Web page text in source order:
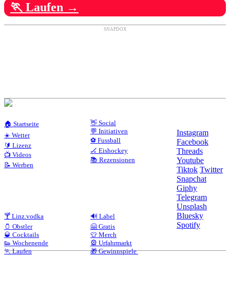
🏃 Laufen →
SNAPDOX
🏠 Startseite
☀️ Wetter
🔰 Lizenz
📺 Videos
📝 Werben
👋 Social
💬 Initiativen
⚽ Fussball
🏒 Eishockey
📚 Rezensionen
🍸 Linz.vodka
🫙 Obstler
🥃 Cocktails
👟 Wochenende
🏃 Laufen
🔊 Label
🤗 Gratis
👕 Merch
🎡 Urfahrmarkt
🎁 Gewinnspiele
Instagram
Facebook
Threads
Youtube
Tiktok Twitter
Snapchat
Giphy
Telegram
Unsplash
Bluesky
Spotify